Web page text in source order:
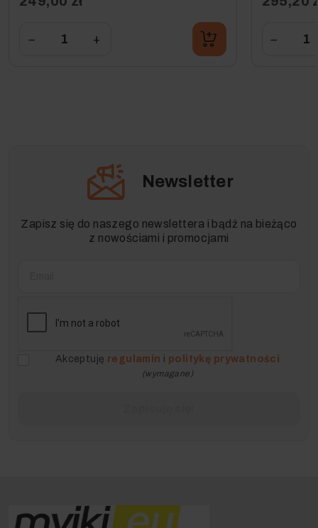
− + −
Newsletter
Zapisz się do naszego newslettera i bądź na bieżąco
z nowościami i promocjami
Akceptuję regulamin i politykę prywatności
(wymagane)